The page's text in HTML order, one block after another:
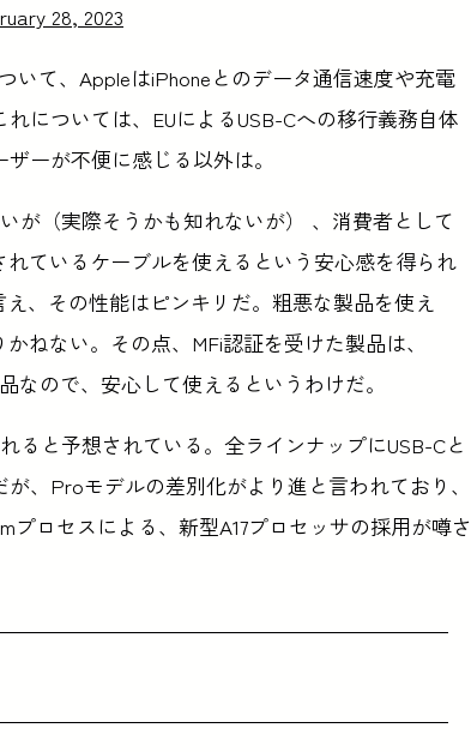
28, 2023
いて、AppleはiPhoneとのデータ通信速度や充電
については、EUによるUSB-Cへの移行義務自体
ーが不便に感じる以外は。
が（実際そうかも知れないが） 、消費者として
ているケーブルを使えるという安心感を得られ
、その性能はピンキリだ。粗悪な製品を使え
ねない。その点、MFi認証を受けた製品は、
ので、安心して使えるというわけだ。
ると予想されている。全ラインナップにUSB-Cと
、Proモデルの差別化がより進と言われており、
プロセスによる、新型A17プロセッサの採用が噂さ